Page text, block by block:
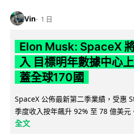
Vin 1 日
Elon Musk: SpaceX
入 目標明年數據中心
蓋全球170國
SpaceX 公佈最新第二季業績，受惠
季度收入按年飆升 92% 至 78 億美元
全文